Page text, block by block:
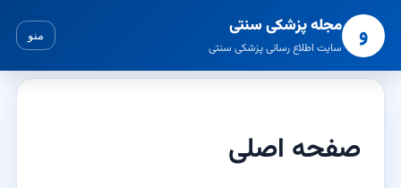
و مجله پزشکی سنتی
سایت اطلاع رسانی پزشکی سنتی
منو
صفحه اصلی